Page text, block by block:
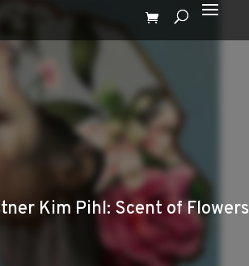
Kim Pihl: Scent of Flowers